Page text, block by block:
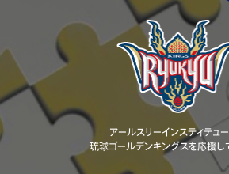
アールスリーインスティテュ
琉球ゴールデンキングスを応援し